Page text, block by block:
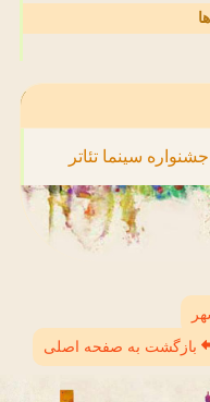
جشنواره سینما تئاتر
بازگشت به صفحه اصلی